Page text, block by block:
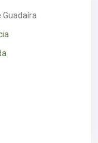
Guadaíra